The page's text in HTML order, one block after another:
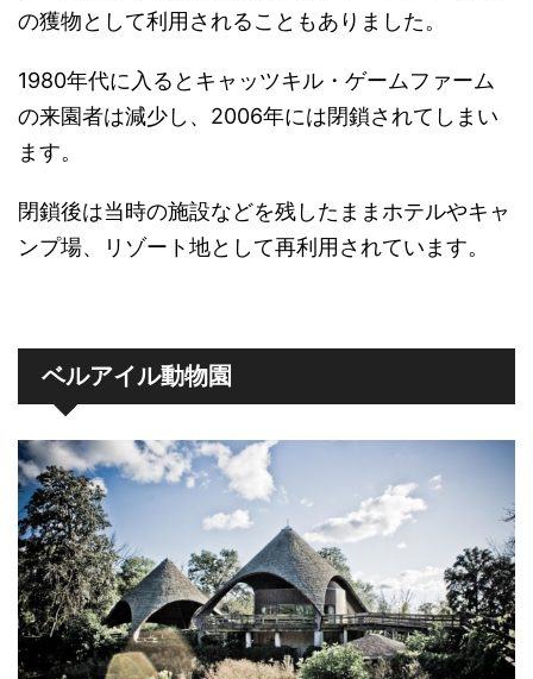
の獲物として利用されることもありました。
1980年代に入るとキャッツキル・ゲームファーム
の来園者は減少し、2006年には閉鎖されてしまい
ます。
閉鎖後は当時の施設などを残したままホテルやキャ
ンプ場、リゾート地として再利用されています。
ベルアイル動物園